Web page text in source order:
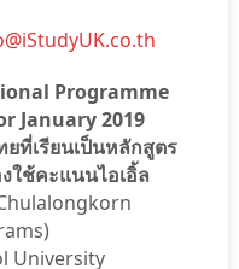
Programme
January 2019
ที่เรียนเป็นหลักสูตร
ใช้คะแนนไอเอิ้ล
University